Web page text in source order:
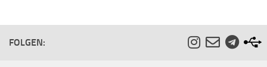
FOLGEN: